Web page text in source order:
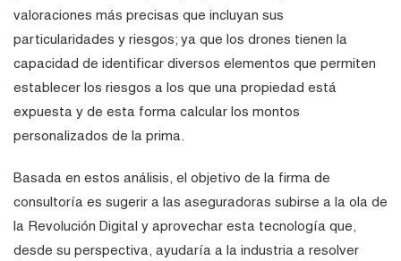
valoraciones más precisas que incluyan sus
particularidades y riesgos; ya que los drones tienen la
capacidad de identificar diversos elementos que permiten
establecer los riesgos a los que una propiedad está
expuesta y de esta forma calcular los montos
personalizados de la prima.
Basada en estos análisis, el objetivo de la firma de
consultoría es sugerir a las aseguradoras subirse a la ola de
la Revolución Digital y aprovechar esta tecnología que,
desde su perspectiva, ayudaría a la industria a resolver